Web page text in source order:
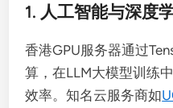
1. 人工智能与深度
香港GPU服务器通过
算，在LLM大模型训练
效率。知名云服务商如